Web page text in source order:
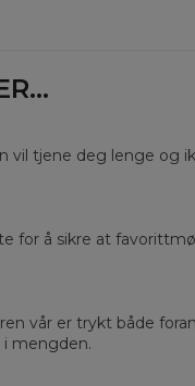
flat
vil tjene deg lenge og
for å sikre at
vår er trykt både
mengden.